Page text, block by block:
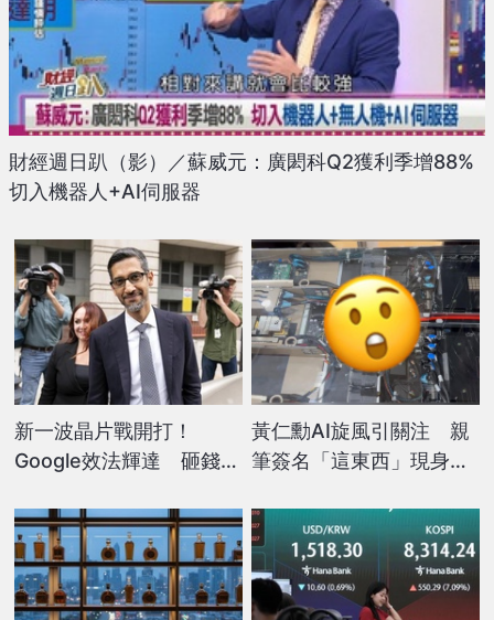
財經週日趴（影）／蘇威元：廣閎科Q2獲利季增88%
切入機器人+AI伺服器
新一波晶片戰開打！
Google效法輝達 砸錢
黃仁勳AI旋風引關注 親
筆簽名「這東西」現身鴻